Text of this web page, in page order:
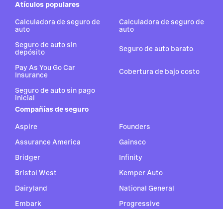
Atículos populares
Calculadora de seguro de
auto
Calculadora de seguro de
auto
Seguro de auto sin
depósito
Seguro de auto barato
Pay As You Go Car
Insurance
Cobertura de bajo costo
Seguro de auto sin pago
inicial
Compañías de seguro
Aspire
Assurance America
Bridger
Bristol West
Dairyland
Embark
Founders
Gainsco
Infinity
Kemper Auto
National General
Progressive